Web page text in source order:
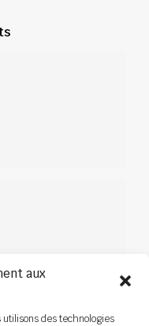
aux
des technologies